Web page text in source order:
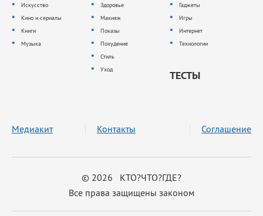
Искусство
Кино и сериалы
Книги
Музыка
Здоровье
Макияж
Показы
Похудение
Стиль
Уход
Гаджеты
Игры
Интернет
Технологии
ТЕСТЫ
© 2026 КТО?ЧТО?ГДЕ?
Все права защищены законом
Медиакит Контакты Соглашение